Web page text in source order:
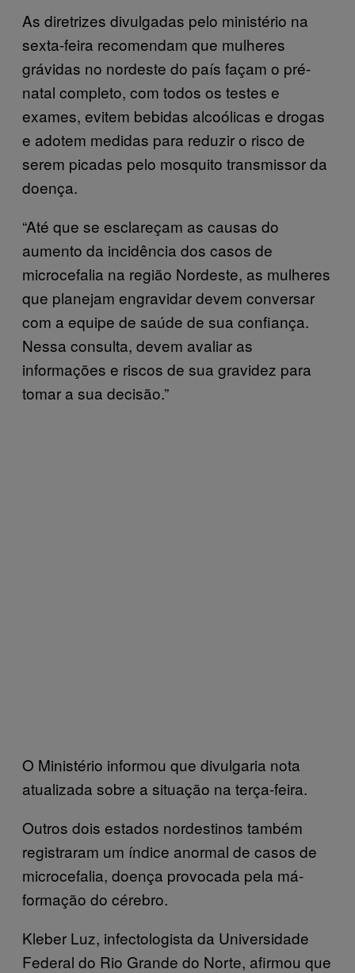
As diretrizes divulgadas pelo ministério na
sexta-feira recomendam que mulheres
grávidas no nordeste do país façam o pré-
natal completo, com todos os testes e
exames, evitem bebidas alcoólicas e drogas
e adotem medidas para reduzir o risco de
serem picadas pelo mosquito transmissor da
doença.
“Até que se esclareçam as causas do
aumento da incidência dos casos de
microcefalia na região Nordeste, as mulheres
que planejam engravidar devem conversar
com a equipe de saúde de sua confiança.
Nessa consulta, devem avaliar as
informações e riscos de sua gravidez para
tomar a sua decisão.”
O Ministério informou que divulgaria nota
atualizada sobre a situação na terça-feira.
Outros dois estados nordestinos também
registraram um índice anormal de casos de
microcefalia, doença provocada pela má-
formação do cérebro.
Kleber Luz, infectologista da Universidade
Federal do Rio Grande do Norte, afirmou que